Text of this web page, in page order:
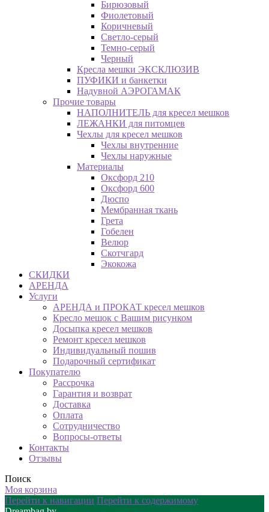
Бирюзовый
Фиолетовый
Коричневый
Светло-серый
Темно-серый
Черный
Кресла мешки ЭКСКЛЮЗИВ
ПУФИКИ и банкетки
Надувной АЭРОГАМАК
Прочие товары
НАПОЛНИТЕЛЬ для кресел мешков
ЛЕЖАНКИ для питомцев
Чехлы для кресел мешков
Чехлы внутренние
Чехлы наружные
Материалы
Оксфорд 210
Оксфорд 600
Дюспо
Мембранная ткань
Грета
Гобелен
Велюр
Скотчгард
Экокожа
СКИДКИ
АРЕНДА
Услуги
АРЕНДА и ПРОКАТ кресел мешков
Кресло мешок с Вашим рисунком
Досыпка кресел мешков
Ремонт кресел мешков
Индивидуальный пошив
Подарочный сертификат
Покупателю
Рассрочка
Гарантия и возврат
Доставка
Оплата
Сотрудничество
Вопросы-ответы
Контакты
Отзывы
Поиск
Моя корзина
Перейти к навигации Перейти к содержимому